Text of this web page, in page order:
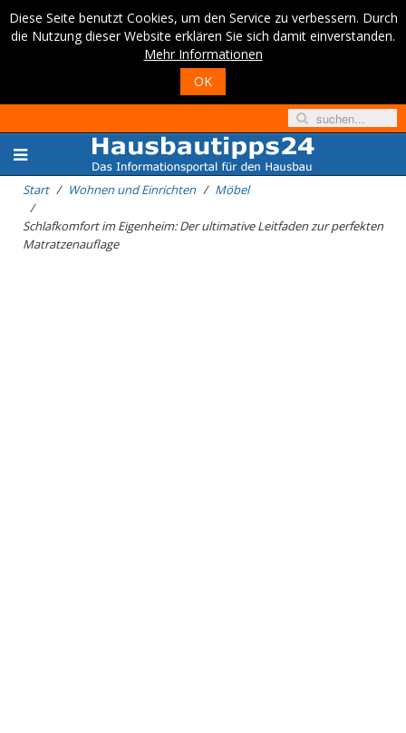
Diese Seite benutzt Cookies, um den Service zu verbessern. Durch
die Nutzung dieser Website erklären Sie sich damit einverstanden.
Mehr Informationen
OK
Start Wohnen und Einrichten Möbel
Schlafkomfort im Eigenheim: Der ultimative Leitfaden zur perfekten
Matratzenauflage